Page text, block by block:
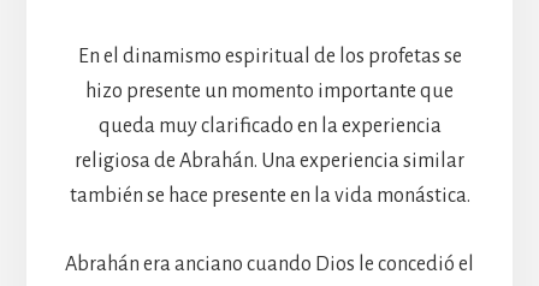
En el dinamismo espiritual de los profetas se
hizo presente un momento importante que
queda muy clarificado en la experiencia
religiosa de Abrahán. Una experiencia similar
también se hace presente en la vida monástica.
Abrahán era anciano cuando Dios le concedió el